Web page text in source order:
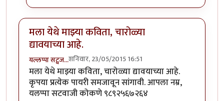
मला येथे माझ्या कविता, चारोळ्या
द्यावयाच्या आहे.
यल्लप्पा सट्वज…शनिवार, 23/05/2015 16:51
मला येथे माझ्या कविता, चारोळ्या द्यावयाच्या आहे.
कृपया प्रत्येक पायरी समजावून सांगावी. आपला नम्र,
यलप्पा सटवाजी कोकणे ९८९२५६७२६४